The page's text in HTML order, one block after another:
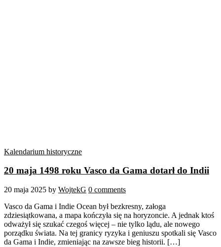
Kalendarium historyczne
20 maja 1498 roku Vasco da Gama dotarł do Indii
20 maja 2025 by WojtekG 0 comments
Vasco da Gama i Indie Ocean był bezkresny, załoga
zdziesiątkowana, a mapa kończyła się na horyzoncie. A jednak ktoś
odważył się szukać czegoś więcej – nie tylko lądu, ale nowego
porządku świata. Na tej granicy ryzyka i geniuszu spotkali się Vasco
da Gama i Indie, zmieniając na zawsze bieg historii. […]